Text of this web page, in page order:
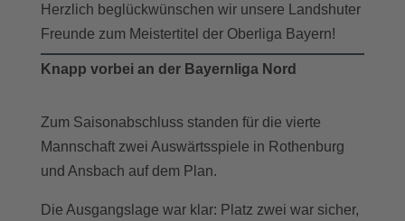
Herzlich beglückwünschen wir unsere Landshuter
Freunde zum Meistertitel der Oberliga Bayern!
Knapp vorbei an der Bayernliga Nord
Zum Saisonabschluss standen für die vierte
Mannschaft zwei Auswärtsspiele in Rothenburg
und Ansbach auf dem Plan.
Die Ausgangslage war klar: Platz zwei war sicher,